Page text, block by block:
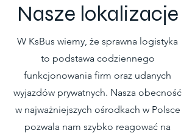
Nasze lokalizacje
W KsBus wiemy, że sprawna logistyka
to podstawa codziennego
funkcjonowania firm oraz udanych
wyjazdów prywatnych. Nasza obecność
w najważniejszych ośrodkach w Polsce
pozwala nam szybko reagować na